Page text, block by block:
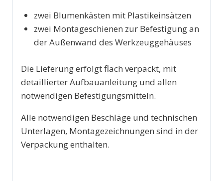
zwei Blumenkästen mit Plastikeinsätzen
zwei Montageschienen zur Befestigung an
der Außenwand des Werkzeuggehäuses
Die Lieferung erfolgt flach verpackt, mit
detaillierter Aufbauanleitung und allen
notwendigen Befestigungsmitteln.
Alle notwendigen Beschläge und technischen
Unterlagen, Montagezeichnungen sind in der
Verpackung enthalten.